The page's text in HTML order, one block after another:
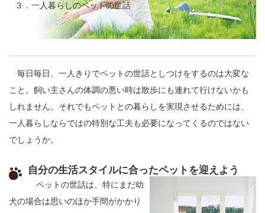
３．一人暮らしのペットの世話
毎日毎日、一人きりでペットの世話としつけをするのは大変な
こと。飼い主さんの体調の悪い時は散歩にも連れて行けないかも
しれません。それでもペットとの暮らしを実現させるためには、
一人暮らしならではの特別な工夫も必要になってくるのではない
でしょうか。
自分の生活スタイルに合ったペットを迎えよう
ペットの世話は、特にまだ幼
犬の場合は思いのほか手間がかかり